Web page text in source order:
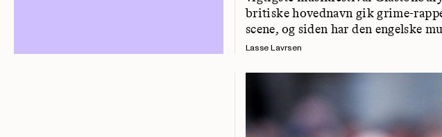
britiske hovednavn gik grime-
scene, og siden har den engelske
Lasse Lavrsen